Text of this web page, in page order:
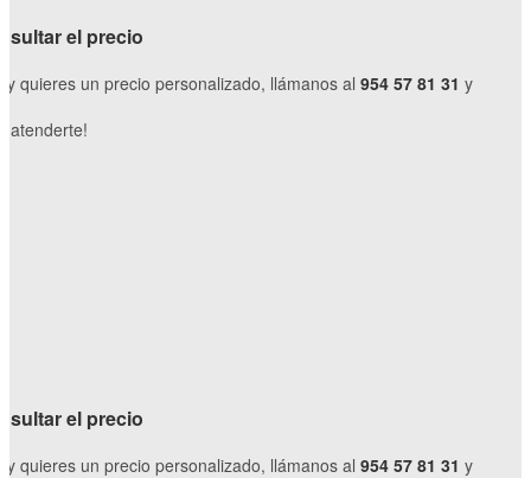
el precio
y quieres un precio personalizado, llámanos al 954 57 81 31 y
atenderte!
el precio
y quieres un precio personalizado, llámanos al 954 57 81 31 y